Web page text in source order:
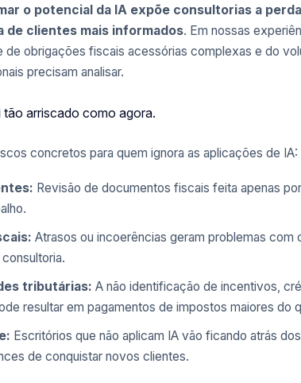
o potencial da IA expõe consultorias a
de clientes mais informados. Em nossas
de obrigações fiscais acessórias complexas e do
precisam analisar.
arriscado como agora.
concretos para quem ignora as aplicações de IA:
Revisão de documentos fiscais feita apenas
Atrasos ou incoerências geram problemas com
tributárias: A não identificação de incentivos,
resultar em pagamentos de impostos maiores do
Escritórios que não aplicam IA vão ficando atrás
de conquistar novos clientes.